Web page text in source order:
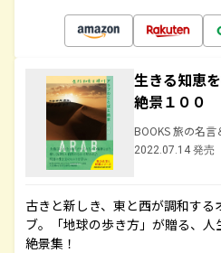
生きる知恵
絶景１００
BOOKS 旅の名言
2022.07.14 発売
古きと新しき、東と西が調和する
ブ。「地球の歩き方」が贈る、
絶景集！